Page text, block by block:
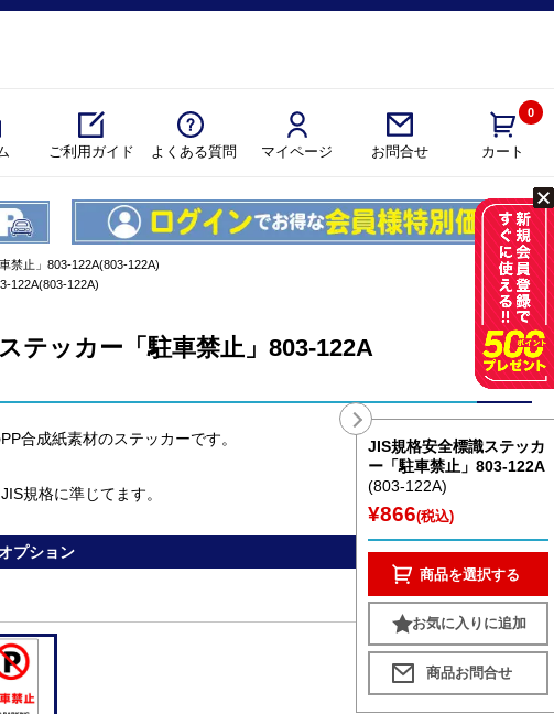
ご利用ガイド よくある質問 マイページ お問合せ カート
0
禁止」803-122A(803-122A)
122A(803-122A)
テッカー「駐車禁止」803-122A
合成紙素材のステッカーです。
規格に準じてます。
プション
JIS規格安全標識ステッカ
ー「駐車禁止」803-122A
(803-122A)
¥866(税込)
商品を選択する
お気に入りに追加